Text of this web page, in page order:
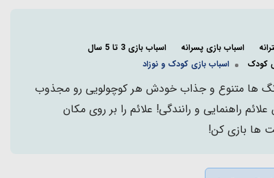
اسباب بازی پسرانه
اسباب بازی 3 تا 5 سال
کودک اسباب بازی کودک و نوزاد
رنگ ها متنوع و جذاب خودش هر کوچولویی رو مجذوب
راهنمایی و رانندگی! علائم را بر روی مکان
ها بازی کن!